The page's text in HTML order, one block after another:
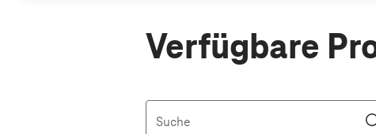
Verfügbare
Suche